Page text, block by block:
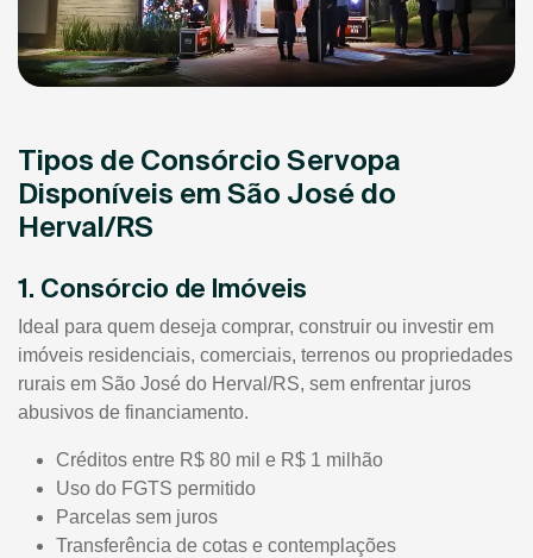
Tipos de Consórcio Servopa
Disponíveis em São José do
Herval/RS
1. Consórcio de Imóveis
Ideal para quem deseja comprar, construir ou investir em
imóveis residenciais, comerciais, terrenos ou propriedades
rurais em São José do Herval/RS, sem enfrentar juros
abusivos de financiamento.
Créditos entre R$ 80 mil e R$ 1 milhão
Uso do FGTS permitido
Parcelas sem juros
Transferência de cotas e contemplações